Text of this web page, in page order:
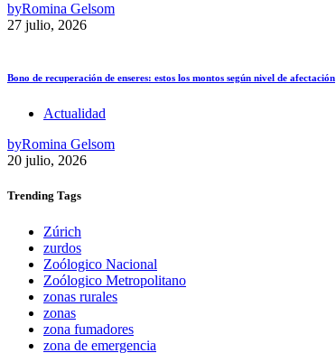
byRomina Gelsom
27 julio, 2026
Bono de recuperación de enseres: estos los montos según nivel de afectación
Actualidad
byRomina Gelsom
20 julio, 2026
Trending Tags
Zúrich
zurdos
Zoólogico Nacional
Zoólogico Metropolitano
zonas rurales
zonas
zona fumadores
zona de emergencia